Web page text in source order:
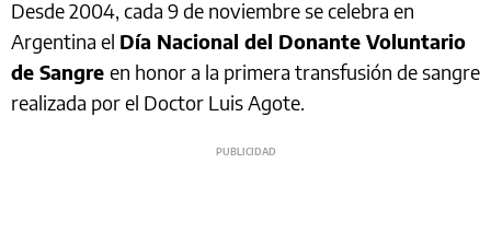
Desde 2004, cada 9 de noviembre se celebra en
Argentina el Día Nacional del Donante Voluntario
de Sangre en honor a la primera transfusión de sangre
realizada por el Doctor Luis Agote.